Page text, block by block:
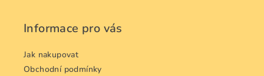
Informace pro vás
Jak nakupovat
Obchodní podmínky